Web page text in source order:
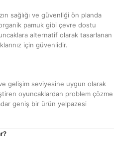
sağlığı ve güvenliği ön planda
pamuk gibi çevre dostu
alternatif olarak tasarlanan
için güvenlidir.
gelişim seviyesine uygun olarak
oyuncaklardan problem çözme
geniş bir ürün yelpazesi